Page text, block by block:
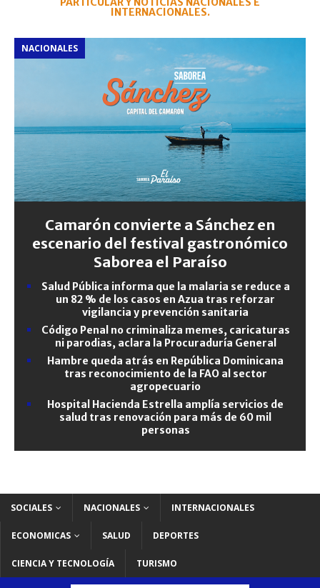
INTERNACIONALES.
NACIONALES
Camarón convierte a Sánchez en
escenario del festival gastronómico
Saborea el Paraíso
Salud Pública informa que la malaria se reduce a
un 82 % de los casos en Azua tras reforzar
vigilancia y prevención sanitaria
Código Penal no criminaliza memes, caricaturas
ni parodias, aclara la Procuraduría General
Hambre queda atrás en República Dominicana
tras reconocimiento de la FAO al sector
agropecuario
Hospital Hacienda Estrella amplía servicios de
salud tras renovación para más de 60 mil
personas
SOCIALES NACIONALES INTERNACIONALES
ECONOMICAS SALUD DEPORTES
CIENCIA Y TECNOLOGÍA TURISMO